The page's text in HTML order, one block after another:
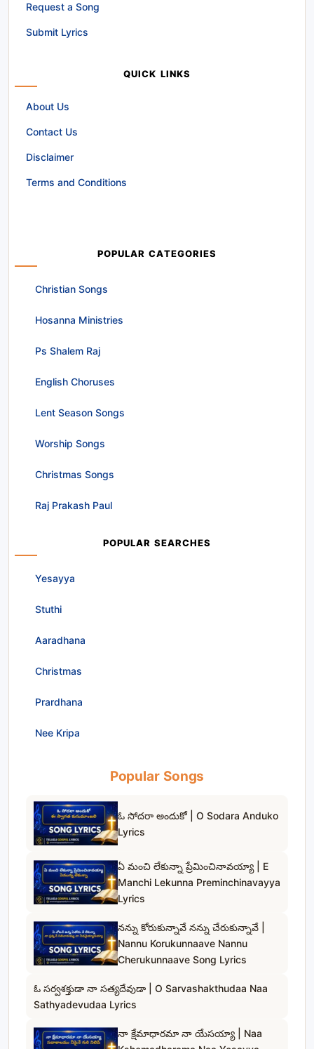
Request a Song
Submit Lyrics
QUICK LINKS
About Us
Contact Us
Disclaimer
Terms and Conditions
POPULAR CATEGORIES
Christian Songs
Hosanna Ministries
Ps Shalem Raj
English Choruses
Lent Season Songs
Worship Songs
Christmas Songs
Raj Prakash Paul
POPULAR SEARCHES
Yesayya
Stuthi
Aaradhana
Christmas
Prardhana
Nee Kripa
Popular Songs
ఓ సోదరా అందుకో | O Sodara Anduko
Lyrics
ఏ మంచి లేకున్నా ప్రేమించినావయ్యా | E
Manchi Lekunna Preminchinavayya
Lyrics
నన్ను కోరుకున్నావే నన్ను చేరుకున్నావే |
Nannu Korukunnaave Nannu
Cherukunnaave Song Lyrics
ఓ సర్వశక్తుడా నా సత్యదేవుడా | O Sarvashakthudaa Naa
Sathyadevudaa Lyrics
నా క్షేమాధారమా నా యేసయ్యా | Naa